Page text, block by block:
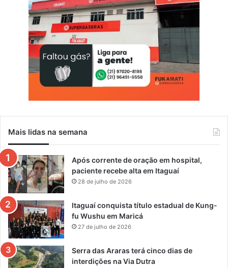
Mais lidas na semana
Após corrente de oração em hospital,
paciente recebe alta em Itaguaí
28 de julho de 2026
Itaguaí conquista título estadual de Kung-
fu Wushu em Maricá
27 de julho de 2026
Serra das Araras terá cinco dias de
interdições na Via Dutra